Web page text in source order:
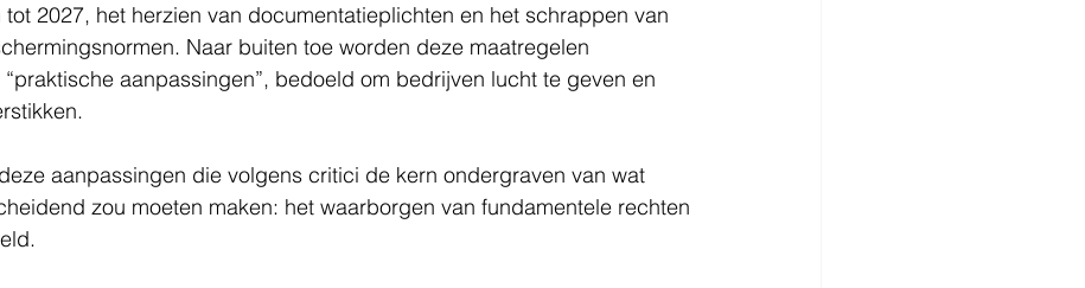
2027, het herzien van documentatieplichten en het schrappen van
Naar buiten toe worden deze maatregelen
aanpassingen”, bedoeld om bedrijven lucht te geven en
aanpassingen die volgens critici de kern ondergraven van wat
zou moeten maken: het waarborgen van fundamentele rechten